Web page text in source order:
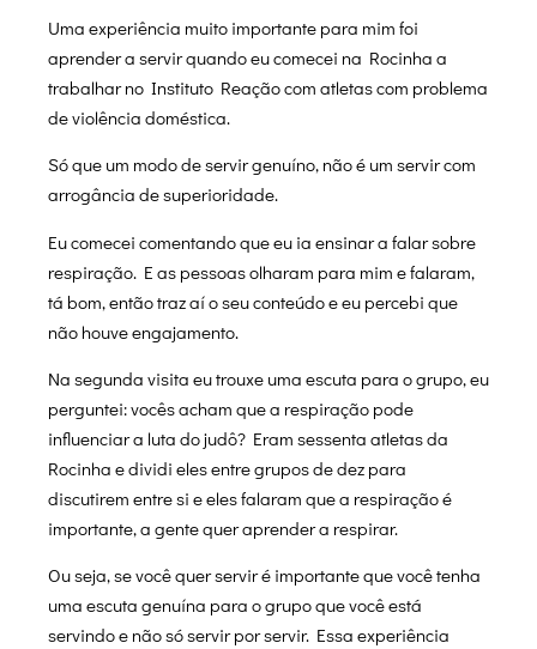
Uma experiência muito importante para mim foi
aprender a servir quando eu comecei na Rocinha a
trabalhar no Instituto Reação com atletas com problema
de violência doméstica.
Só que um modo de servir genuíno, não é um servir com
arrogância de superioridade.
Eu comecei comentando que eu ia ensinar a falar sobre
respiração. E as pessoas olharam para mim e falaram,
tá bom, então traz aí o seu conteúdo e eu percebi que
não houve engajamento.
Na segunda visita eu trouxe uma escuta para o grupo, eu
perguntei: vocês acham que a respiração pode
influenciar a luta do judô? Eram sessenta atletas da
Rocinha e dividi eles entre grupos de dez para
discutirem entre si e eles falaram que a respiração é
importante, a gente quer aprender a respirar.
Ou seja, se você quer servir é importante que você tenha
uma escuta genuína para o grupo que você está
servindo e não só servir por servir. Essa experiência